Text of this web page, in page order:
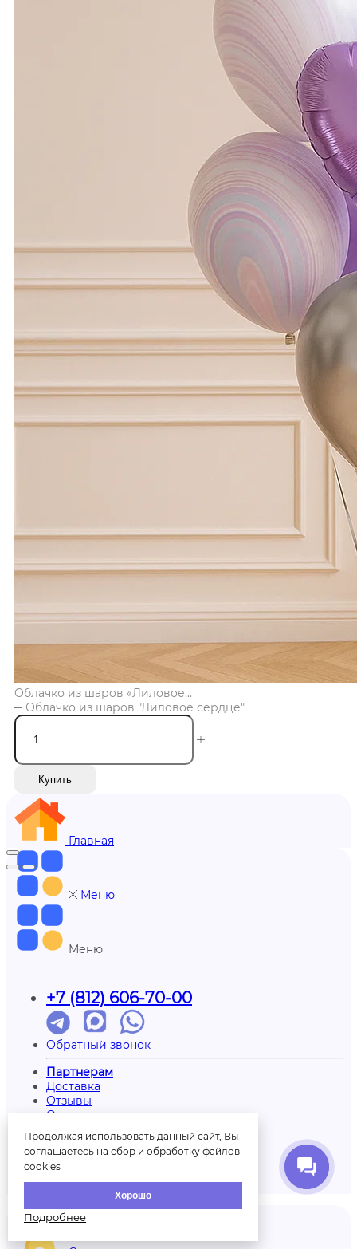
Облачко из шаров «Лиловое...
Облачко из шаров "Лиловое сердце"
Купить
Главная
Меню
Меню
+7 (812) 606-70-00
Обратный звонок
Партнерам
Доставка
Отзывы
Оплата
О нас
Вопрос/ответ
Печать на шарах
Палитра шаров
Продолжая использовать данный сайт, Вы
соглашаетесь на сбор и обработку файлов
cookies
Хорошо
Подробнее